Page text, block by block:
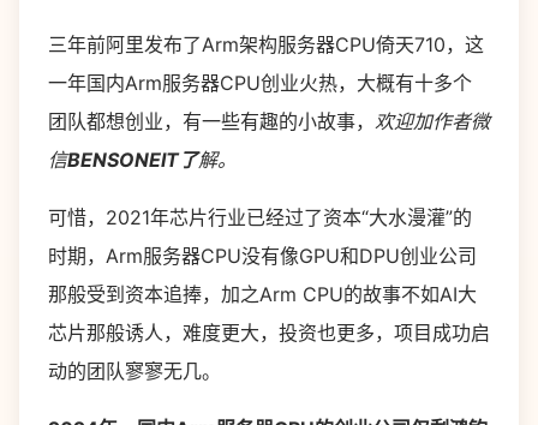
三年前阿里发布了Arm架构服务器CPU倚天710，这
一年国内Arm服务器CPU创业火热，大概有十多个
团队都想创业，有一些有趣的小故事， 欢迎加作者微
信BENSONEIT了解。
可惜，2021年芯片行业已经过了资本“大水漫灌”的
时期，Arm服务器CPU没有像GPU和DPU创业公司
那般受到资本追捧，加之Arm CPU的故事不如AI大
芯片那般诱人，难度更大，投资也更多，项目成功启
动的团队寥寥无几。